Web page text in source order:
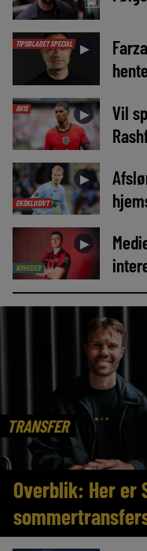
TIPSBLADET SPECIAL ►
AVIS ►
Vil
EKSKLUSIVT
►
NYHEDER
►
TRANSFER
Overblik: Her er